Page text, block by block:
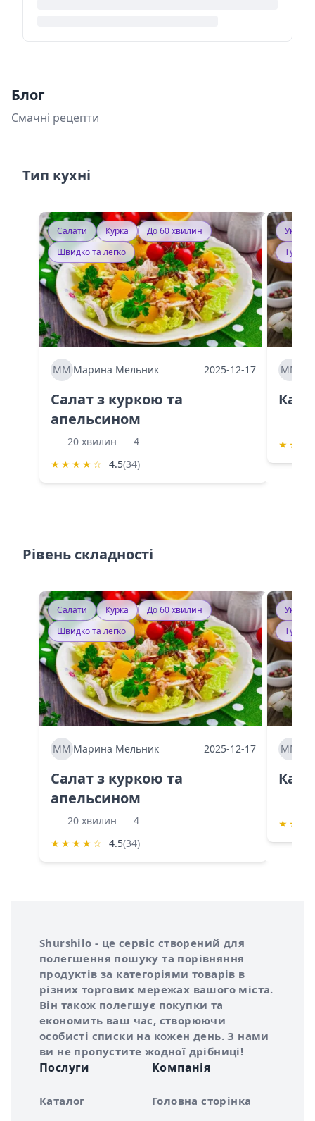
Блог
Смачні рецепти
Тип кухні
Салати Курка
До 60 хвилин
Швидко та легко
ММ Марина Мельник 2025-12-17
Салат з куркою та
апельсином
20 хвилин
4
★ ★ ★ ★ ☆ 4.5(34)
ММ
★ ★
Рівень складності
Салати Курка
До 60 хвилин
Швидко та легко
ММ Марина Мельник 2025-12-17
Салат з куркою та
апельсином
20 хвилин
4
★ ★ ★ ★ ☆ 4.5(34)
ММ
★ ★
Про сервіс Shurshilo
Shurshilo - це сервіс створений для
полегшення пошуку та порівняння
продуктів за категоріями товарів в
різних торгових мережах вашого міста.
Він також полегшує покупки та
економить ваш час, створюючи
особисті списки на кожен день. З нами
ви не пропустите жодної дрібниці!
Послуги
Каталог
Компанія
Головна сторінка